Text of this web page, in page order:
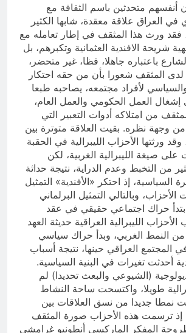
أنفسهم متحدثين باسم الثقافة مع
في العراق علاقة معقدة، شابها الكثير
فقد ورث هذا المثقف في إطار تعامله مع
شريحة الافندية العثمانية وتكبرهم، بل
باعتباره جاهلا، فظا، غير متحضر،
لدى المثقف شعورا بأن من حقه احتكار
لأفراد مجتمعه، يصاحبه طبعا
إشغال العمل الحكومي والعمل العام،
من امتلاكه أدوات التعبير التي
من وجهة نظره. بقيت العلاقة متوترة بين
ورثتها الأحزاب الليبرالية في الحقبة
على صيغة الليبرالية الغربية، لكن
من التخبط وعدم الدراية، نتيجة حداثة
السياسية، إذ احتكر «الأفندية» التمثيل
وبالتالي التمثيل البرلماني
حراك اجتماعي حقيقي في عقد
الليبرالية العراقية حديثة العهد
النمط الغربي، وبدأ حراك سياسي
المجتمع العراقي حينها، نتيجة أسباب
أحدثت تغيرات في البنية السياسية.
(الشيوعي والبعث تحديدا) لم
طويلا، واكتسحت ساحة النشاط
نمطا جديدا من نسق العلاقات بين
إذ ترسمت هذه الأحزاب صورة المثقف
المفكر الماركسي أنطونيو غرامشي